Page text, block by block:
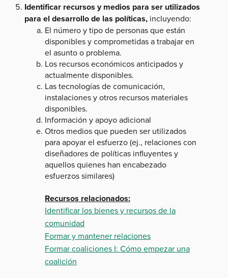
Identificar recursos y medios para ser utilizados
para el desarrollo de las políticas, incluyendo:
El número y tipo de personas que están
disponibles y comprometidas a trabajar en
el asunto o problema.
Los recursos económicos anticipados y
actualmente disponibles.
Las tecnologías de comunicación,
instalaciones y otros recursos materiales
disponibles.
Información y apoyo adicional
Otros medios que pueden ser utilizados
para apoyar el esfuerzo (ej., relaciones con
diseñadores de políticas influyentes y
aquellos quienes han encabezado
esfuerzos similares)
Recursos relacionados:
Identificar los bienes y recursos de la
comunidad
Formar y mantener relaciones
Formar coaliciones I: Cómo empezar una
coalición